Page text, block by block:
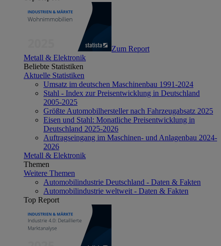
Zum Report
Metall & Elektronik
Beliebte Statistiken
Aktuelle Statistiken
Umsatz im deutschen Maschinenbau 1991-2024
Stahl - Index zur Preisentwicklung in Deutschland
2005-2025
Größte Automobilhersteller nach Fahrzeugabsatz 2025
Eisen und Stahl: Monatliche Preisentwicklung in
Deutschland 2025-2026
Auftragseingang im Maschinen- und Anlagenbau 2024-
2026
Metall & Elektronik
Themen
Weitere Themen
Automobilindustrie Deutschland - Daten & Fakten
Automobilindustrie weltweit - Daten & Fakten
Top Report